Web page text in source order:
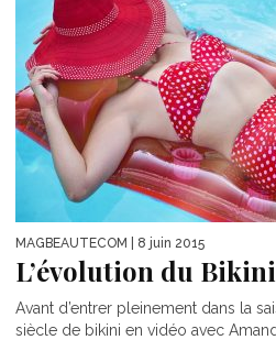
MAGBEAUTECOM | 8 juin 2015
L’évolution du
Avant d’entrer pleinement dans la
siècle de bikini en vidéo avec